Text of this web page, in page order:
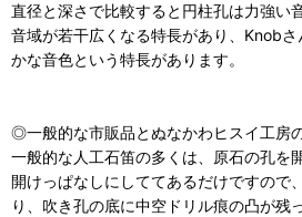
直径と深さで比較すると円柱孔は力強い
音域が若干広くなる特長があり、Knob
かな音色という特長があります。
◎一般的な市販品とぬなかわヒスイ工房
一般的な人工石笛の多くは、原石の孔を
開けっぱなしにしててあるだけですので
り、吹き孔の底に中空ドリル痕の凸が残